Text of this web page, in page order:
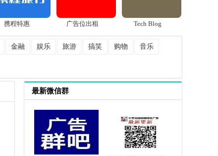
携程特惠 广告位出租 Tech Blog
金融 娱乐 旅游 搞笑 购物 音乐
最新微信群